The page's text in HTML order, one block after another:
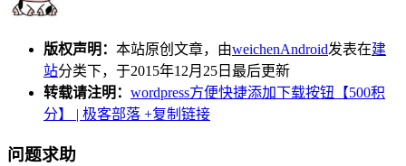
版权声明： 本站原创文章，由weichenAndroid发表在建
站分类下，于2015年12月25日最后更新
转载请注明： wordpress方便快捷添加下载按钮【500积
分】 | 极客部落 +复制链接
问题求助